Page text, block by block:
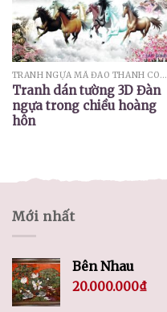
TRANH NGỰA MÃ ĐÁO THÀNH CÔNG
Tranh dán tường 3D Đàn
ngựa trong chiều hoàng
hôn
Mới nhất
Bên Nhau
20.000.000₫